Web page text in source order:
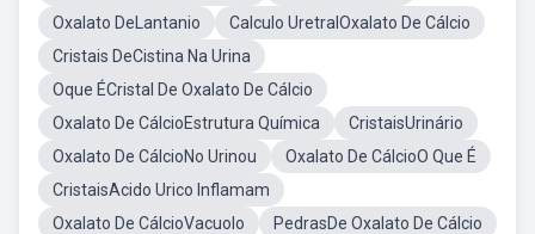
Oxalato DeLantanio
Calculo UretralOxalato De Cálcio
Cristais DeCistina Na Urina
Oque ÉCristal De Oxalato De Cálcio
Oxalato De CálcioEstrutura Química
CristaisUrinário
Oxalato De CálcioNo Urinou
Oxalato De CálcioO Que É
CristaisAcido Urico Inflamam
Oxalato De CálcioVacuolo
PedrasDe Oxalato De Cálcio